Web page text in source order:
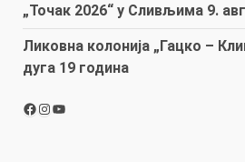
„Точак 2026“ у Сливљима 9.
Ликовна колонија „Гацко –
дуга 19 година
Facebook
Instagram
YouTube